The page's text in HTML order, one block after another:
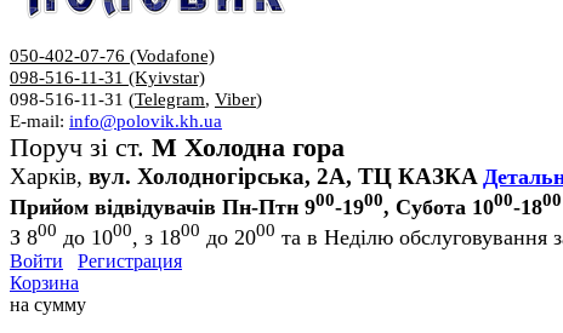
050-402-07-76 (Vodafone)
098-516-11-31 (Kyivstar)
098-516-11-31 (Telegram, Viber)
E-mail: info@polovik.kh.ua
Поруч зі ст. М Холодна гора
Харків, вул. Холодногірська, 2А, ТЦ КАЗКА
Прийом відвідувачів Пн-Птн 900-1900, Субота 1000-1800
З 800 до 1000, з 1800 до 2000 та в Неділю обслуговування
Войти
Регистрация
Корзина
на сумму